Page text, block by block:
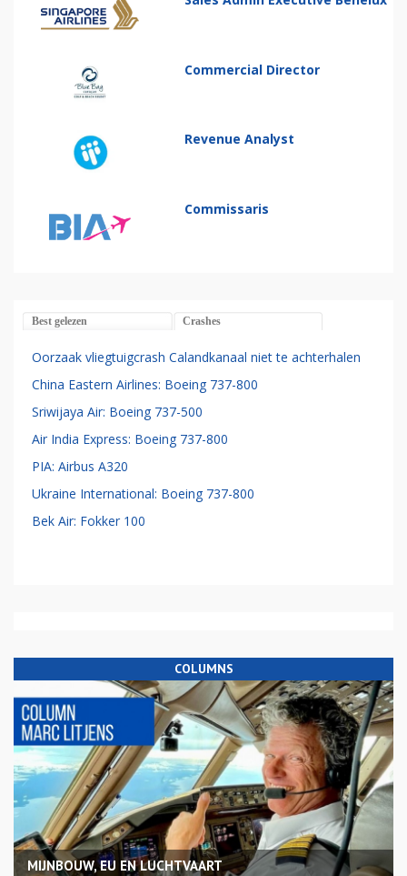
Commercial Director
Revenue Analyst
Commissaris
Best gelezen Crashes
Oorzaak vliegtuigcrash Calandkanaal niet te achterhalen
China Eastern Airlines: Boeing 737-800
Sriwijaya Air: Boeing 737-500
Air India Express: Boeing 737-800
PIA: Airbus A320
Ukraine International: Boeing 737-800
Bek Air: Fokker 100
COLUMNS
MIJNBOUW, EU EN LUCHTVAART